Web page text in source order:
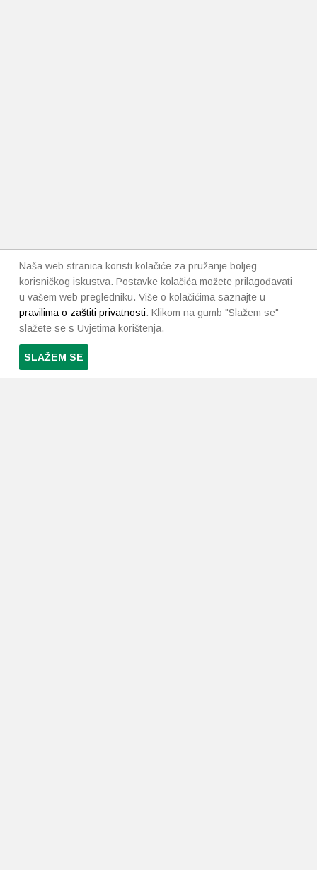
Naša web stranica koristi kolačiće za pružanje boljeg
korisničkog iskustva. Postavke kolačića možete prilagođavati
u vašem web pregledniku. Više o kolačićima saznajte u
pravilima o zaštiti privatnosti. Klikom na gumb "Slažem se"
slažete se s Uvjetima korištenja.
SLAŽEM SE